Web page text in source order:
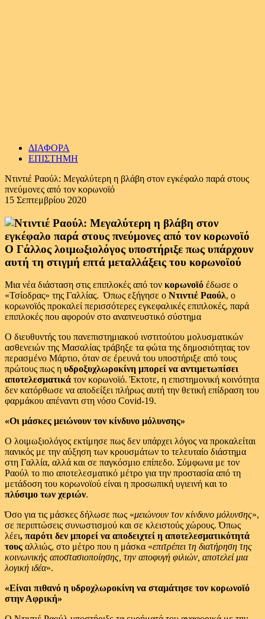
ΔΙΑΦΟΡΑ
ΕΠΙΣΤΗΜΗ
Ντιντιέ Ραούλ: Μεγαλύτερη η βλάβη στον εγκέφαλο παρά στους
πνεύμονες από τον κορωνοϊό
15 Σεπτεμβρίου 2020
Ο Γάλλος λοιμωξιολόγος υποστήριξε πως υπάρχουν
αυτή τη στιγμή επτά μεταλλάξεις του κορωνοϊού
Μια νέα διάσταση στις επιπλοκές από τον κορωνοϊό έδωσε ο
«Τσίοδρας» της Γαλλίας. Όπως εξήγησε ο Ντιντιέ Ραούλ, ο
κορωνοϊός προκαλεί περισσότερες εγκεφαλικές επιπλοκές, παρά
επιπλοκές που αφορούν στο αναπνευστικό σύστημα
Ο διευθυντής του πανεπιστημιακού ινστιτούτου μολυσματικών
ασθενειών της Μασαλίας τράβηξε τα φώτα της δημοσιότητας τον
περασμένο Μάρτιο, όταν σε έρευνά του υποστήριξε από τους
πρώτους πως η υδροξυχλωροκίνη μπορεί να αντιμετωπίσει
αποτελεσματικά τον κορωνοϊό. Έκτοτε, η επιστημονική κοινότητα
δεν κατόρθωσε να αποδείξει πλήρως αυτή την θετική επίδραση του
φαρμάκου απέναντι στη νόσο Covid-19.
«Οι μάσκες μειώνουν τον κίνδυνο μόλυνσης»
Ο λοιμωξιολόγος εκτίμησε πως δεν υπάρχει λόγος να προκαλείται
πανικός με την αύξηση των κρουσμάτων το τελευταίο διάστημα
στη Γαλλία, αλλά και σε παγκόσμιο επίπεδο. Σύμφωνα με τον
Ραούλ το πιο αποτελεσματικό μέτρο για την προστασία από τη
μετάδοση του κορωνοϊού είναι η προσωπική υγιεινή και το
πλύσιμο των χεριών.
Όσο για τις μάσκες δήλωσε πως «μειώνουν τον κίνδυνο μόλυνσης»,
σε περιπτώσεις συνωστισμού και σε κλειστούς χώρους. Όπως
λέει, παρότι δεν μπορεί να αποδειχτεί η αποτελεσματικότητά
τους αλλιώς, στο μέτρο που η μάσκα «επιτρέπει τη διατήρηση της
κοινωνικής αποστασιοποίησης, την αποφυγή φιλιών, αποτελεί μια
λογική ιδέα».
«Είναι πιθανό η υδροχλωροκίνη να σταμάτησε τον κορωνοϊό
στην Αφρική»